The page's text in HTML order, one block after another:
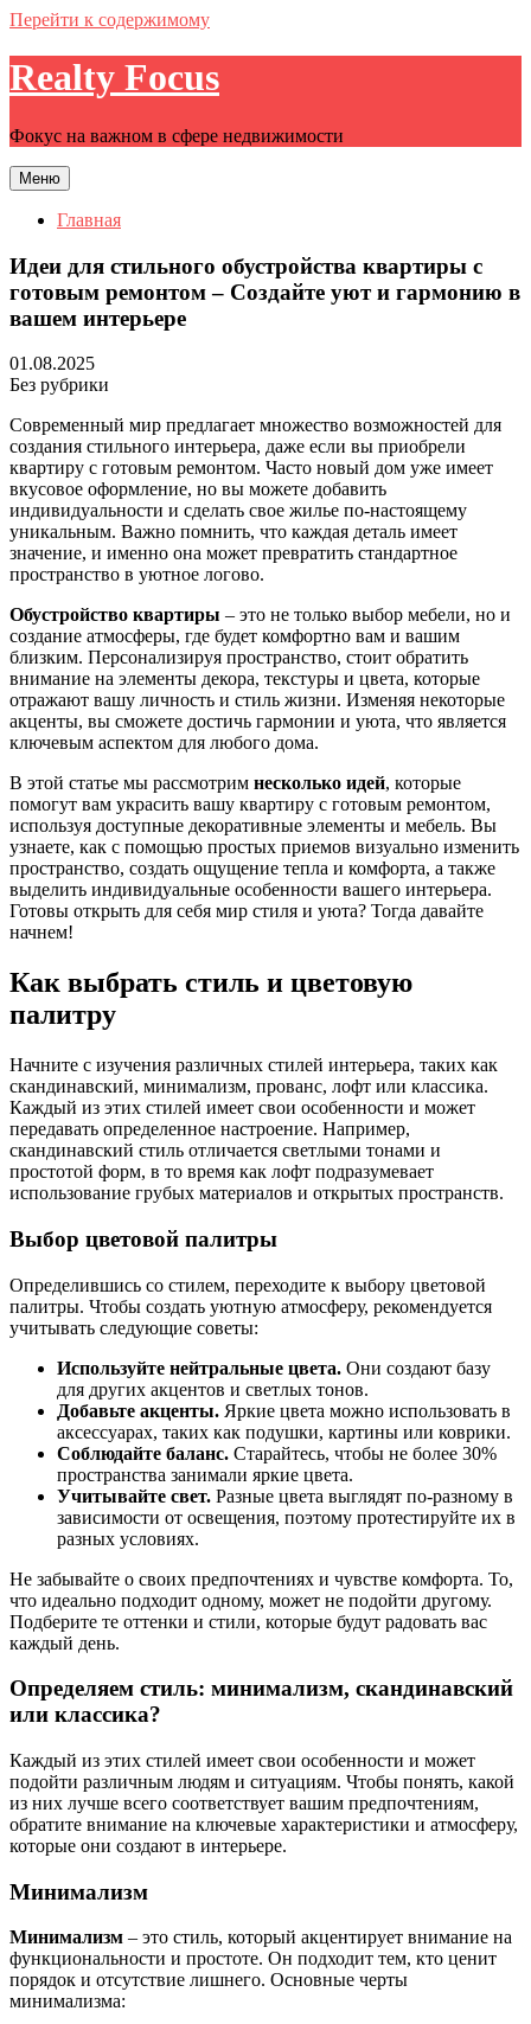
Перейти к содержимому
Realty Focus
Фокус на важном в сфере недвижимости
Меню
Главная
Идеи для стильного обустройства квартиры с
готовым ремонтом – Создайте уют и гармонию в
вашем интерьере
01.08.2025
Без рубрики
Современный мир предлагает множество возможностей для
создания стильного интерьера, даже если вы приобрели
квартиру с готовым ремонтом. Часто новый дом уже имеет
вкусовое оформление, но вы можете добавить
индивидуальности и сделать свое жилье по-настоящему
уникальным. Важно помнить, что каждая деталь имеет
значение, и именно она может превратить стандартное
пространство в уютное логово.
Обустройство квартиры – это не только выбор мебели, но и
создание атмосферы, где будет комфортно вам и вашим
близким. Персонализируя пространство, стоит обратить
внимание на элементы декора, текстуры и цвета, которые
отражают вашу личность и стиль жизни. Изменяя некоторые
акценты, вы сможете достичь гармонии и уюта, что является
ключевым аспектом для любого дома.
В этой статье мы рассмотрим несколько идей, которые
помогут вам украсить вашу квартиру с готовым ремонтом,
используя доступные декоративные элементы и мебель. Вы
узнаете, как с помощью простых приемов визуально изменить
пространство, создать ощущение тепла и комфорта, а также
выделить индивидуальные особенности вашего интерьера.
Готовы открыть для себя мир стиля и уюта? Тогда давайте
начнем!
Как выбрать стиль и цветовую
палитру
Начните с изучения различных стилей интерьера, таких как
скандинавский, минимализм, прованс, лофт или классика.
Каждый из этих стилей имеет свои особенности и может
передавать определенное настроение. Например,
скандинавский стиль отличается светлыми тонами и
простотой форм, в то время как лофт подразумевает
использование грубых материалов и открытых пространств.
Выбор цветовой палитры
Определившись со стилем, переходите к выбору цветовой
палитры. Чтобы создать уютную атмосферу, рекомендуется
учитывать следующие советы:
Используйте нейтральные цвета. Они создают базу
для других акцентов и светлых тонов.
Добавьте акценты. Яркие цвета можно использовать в
аксессуарах, таких как подушки, картины или коврики.
Соблюдайте баланс. Старайтесь, чтобы не более 30%
пространства занимали яркие цвета.
Учитывайте свет. Разные цвета выглядят по-разному в
зависимости от освещения, поэтому протестируйте их в
разных условиях.
Не забывайте о своих предпочтениях и чувстве комфорта. То,
что идеально подходит одному, может не подойти другому.
Подберите те оттенки и стили, которые будут радовать вас
каждый день.
Определяем стиль: минимализм, скандинавский
или классика?
Каждый из этих стилей имеет свои особенности и может
подойти различным людям и ситуациям. Чтобы понять, какой
из них лучше всего соответствует вашим предпочтениям,
обратите внимание на ключевые характеристики и атмосферу,
которые они создают в интерьере.
Минимализм
Минимализм – это стиль, который акцентирует внимание на
функциональности и простоте. Он подходит тем, кто ценит
порядок и отсутствие лишнего. Основные черты
минимализма: